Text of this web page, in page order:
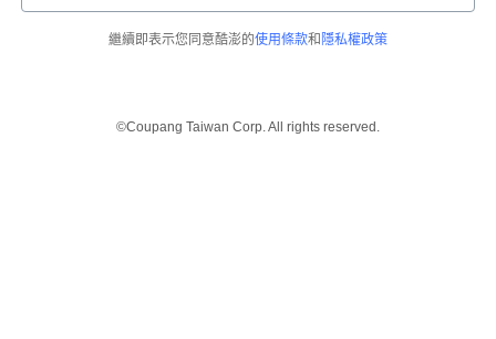
繼續即表示您同意酷澎的使用條款和 隱私權政策
©Coupang Taiwan Corp. All rights reserved.